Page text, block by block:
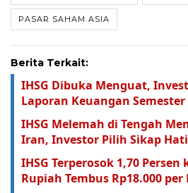
PASAR SAHAM ASIA
Berita Terkait:
IHSG Dibuka Menguat,
Laporan Keuangan Semester
IHSG Melemah di Tengah
Iran, Investor Pilih Sikap
IHSG Terperosok 1,70 Persen
Rupiah Tembus Rp18.000 per